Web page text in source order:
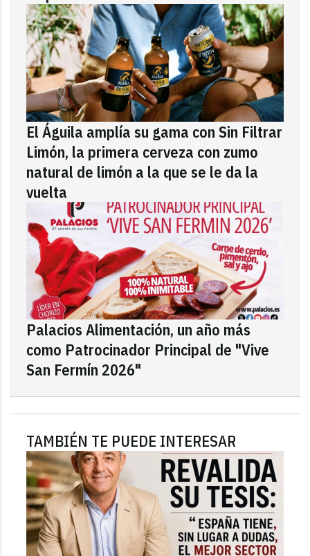
El Águila amplía su gama con Sin Filtrar
Limón, la primera cerveza con zumo
natural de limón a la que se le da la
vuelta
Palacios Alimentación, un año más
como Patrocinador Principal de "Vive
San Fermín 2026"
TAMBIÉN TE PUEDE INTERESAR